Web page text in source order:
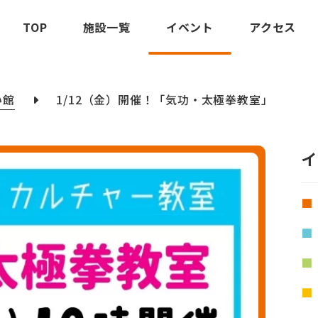
TOP 施設一覧 イベント アクセス
1/12（金）開催！「気功・太極拳教室」